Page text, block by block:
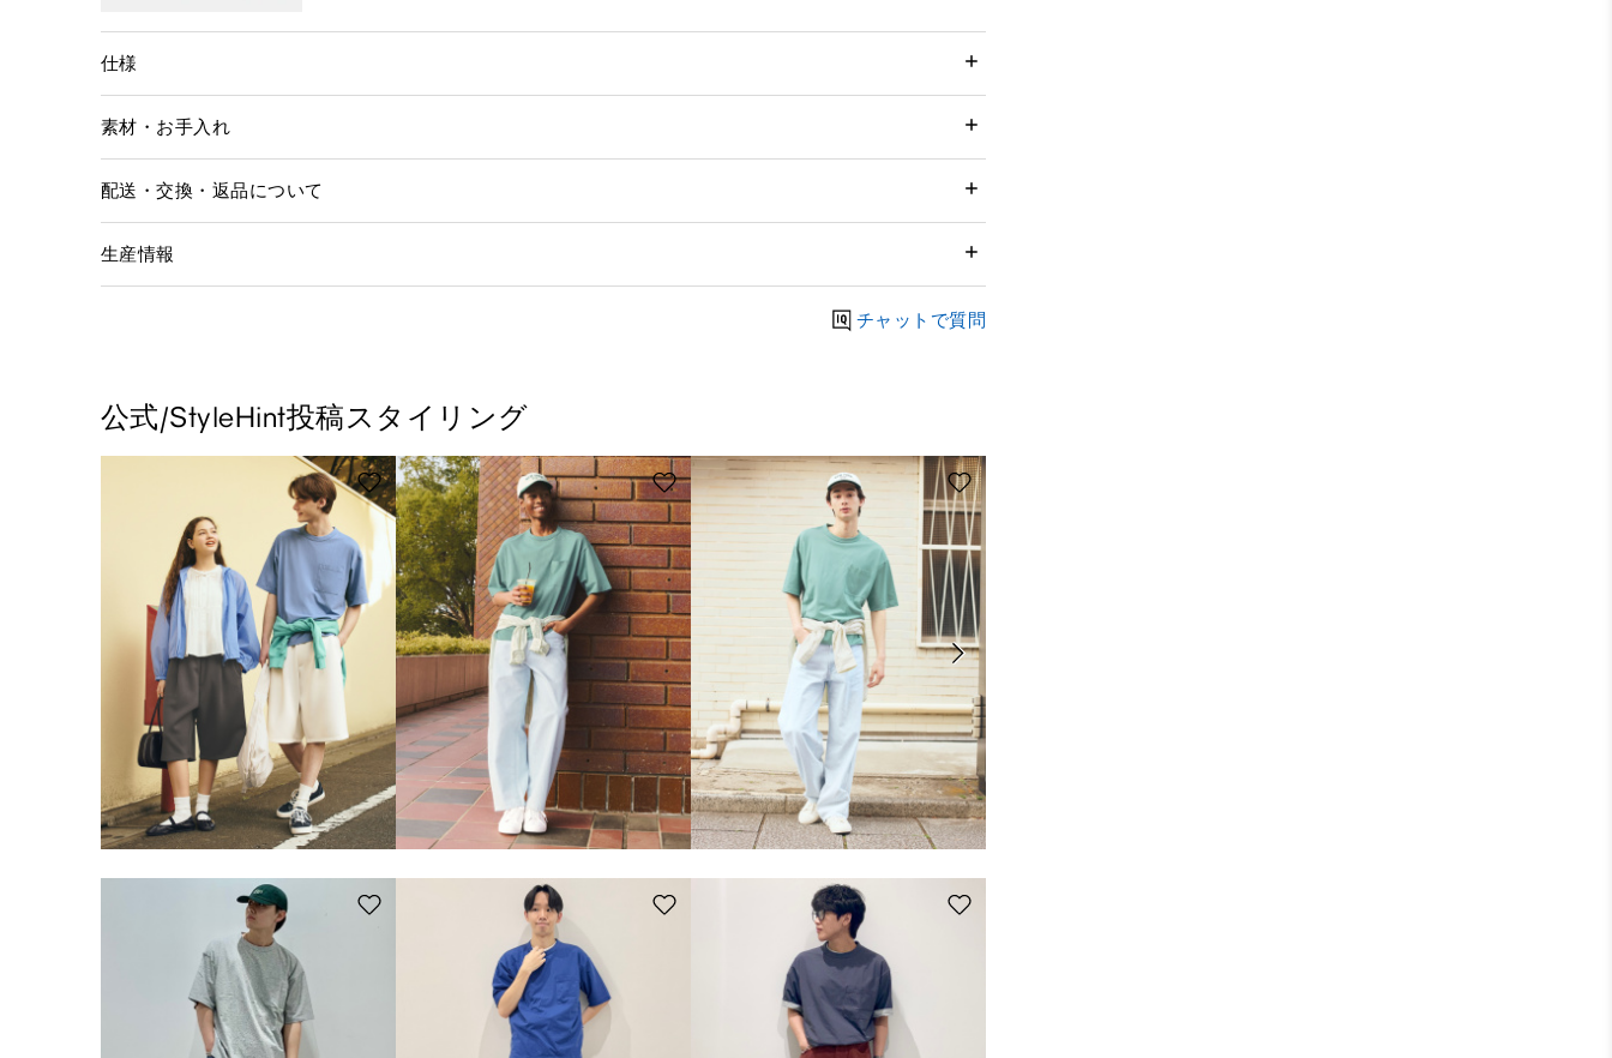
仕様
素材・お手入れ
配送・交換・返品について
生産情報
チャットで質問
公式/StyleHint投稿スタイリング